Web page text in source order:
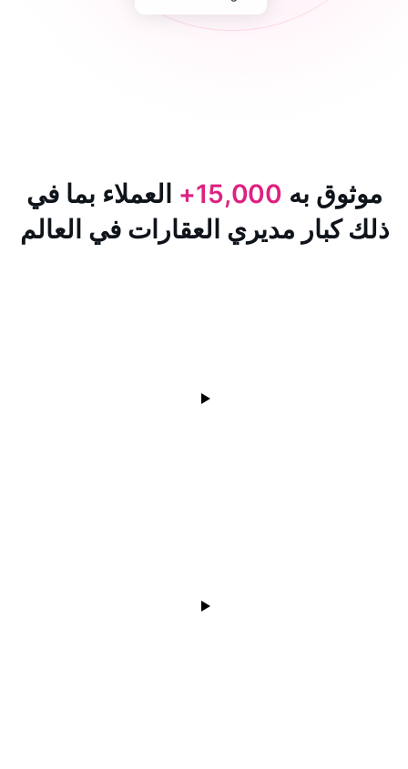
به15,000+ العملاء بما في
مديري العقارات في العالم